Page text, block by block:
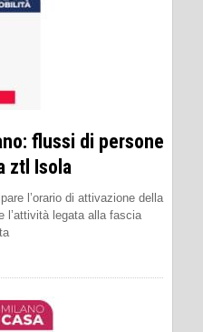
flussi di persone
ztl Isola
l’orario di attivazione della
l’attività legata alla fascia